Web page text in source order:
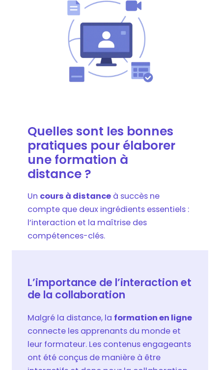
Quelles sont les bonnes
pratiques pour élaborer
une formation à
distance ?
Un cours à distance à succès ne
compte que deux ingrédients essentiels :
l’interaction et la maîtrise des
compétences-clés.
L’importance de l’interaction et
de la collaboration
Malgré la distance, la formation en ligne
connecte les apprenants du monde et
leur formateur. Les contenus engageants
ont été conçus de manière à être